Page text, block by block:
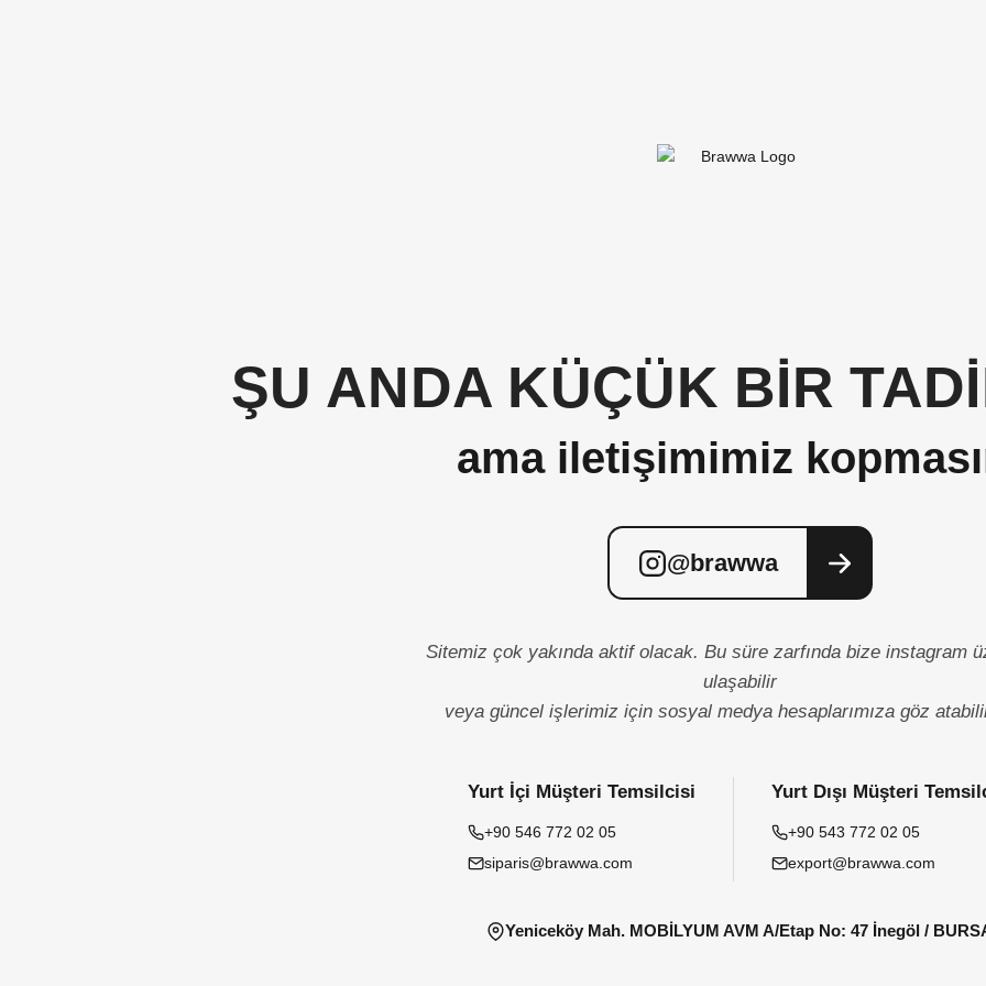
ŞU ANDA KÜÇÜK BİR
ama iletişimimiz
@brawwa
Sitemiz çok yakında aktif olacak. Bu süre zarfında bize instagram
ulaşabilir
veya güncel işlerimiz için sosyal medya hesaplarımıza göz
Yurt İçi Müşteri Temsilcisi
+90 546 772 02 05
siparis@brawwa.com
Yurt Dışı Müşteri
+90 543 772 02 05
export@brawwa.com
Yeniceköy Mah. MOBİLYUM AVM A/Etap No: 47 İnegöl /